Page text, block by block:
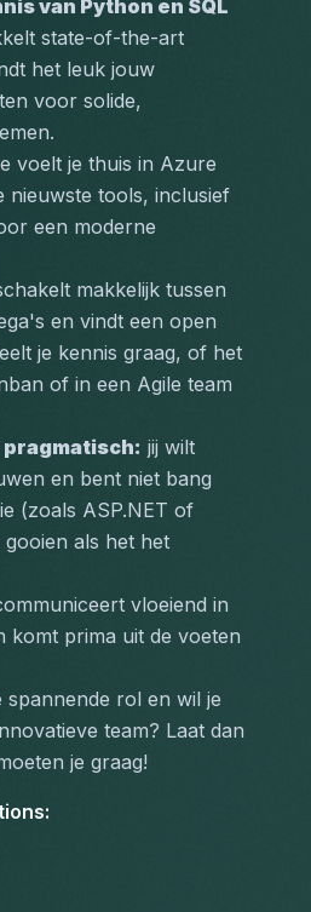
van Python en SQL
state-of-the-art
het leuk jouw
voor solide,
voelt je thuis in Azure
nieuwste tools, inclusief
een moderne
makkelijk tussen
en vindt een open
je kennis graag, of het
of in een Agile team
jij wilt
en bent niet bang
(zoals ASP.NET of
als het het
vloeiend in
komt prima uit de voeten
rol en wil je
team? Laat dan
je graag!
: